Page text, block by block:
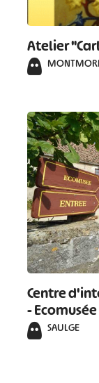
Atelier
Centre
-
SAULGE